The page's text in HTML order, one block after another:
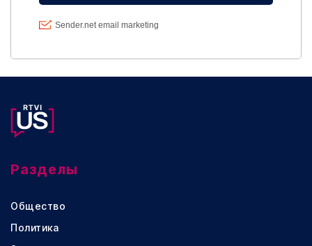
Разделы
Общество
Политика